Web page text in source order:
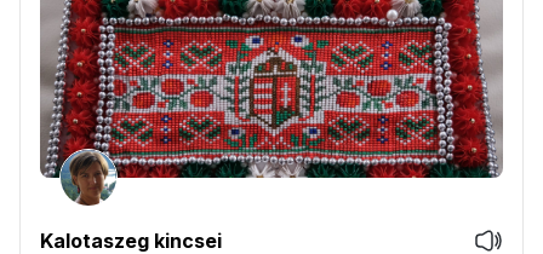
tájegységi és tematikus blokkokban tekinthetőek
meg a szebbnél szebb alkotások.
Kalotaszeg kincsei